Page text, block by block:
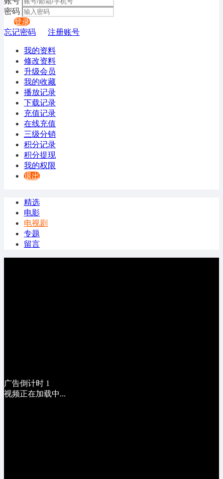
密码
登录
忘记密码
注册账号
我的资料
修改资料
升级会员
我的收藏
播放记录
下载记录
充值记录
在线充值
三级分销
积分记录
积分提现
我的权限
退出
精选
电影
电视剧
专题
留言
广告倒计时 1
视频正在加载中...